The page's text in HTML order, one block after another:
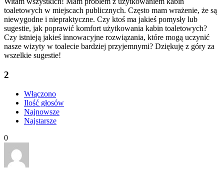
toaletowych w miejscach publicznych. Często mam wrażenie, że są
niewygodne i niepraktyczne. Czy ktoś ma jakieś pomysły lub
sugestie, jak poprawić komfort użytkowania kabin toaletowych?
Czy istnieją jakieś innowacyjne rozwiązania, które mogą uczynić
nasze wizyty w toalecie bardziej przyjemnymi? Dziękuję z góry za
wszelkie sugestie!
2
Włączono
Ilość głosów
Najnowsze
Najstarsze
0